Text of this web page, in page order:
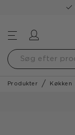
Produkter Køkken